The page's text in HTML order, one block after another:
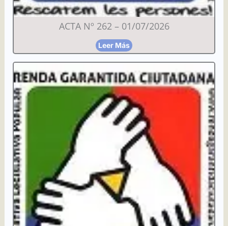
ACTA Nº 262 – 01/07/2026
Leer Más